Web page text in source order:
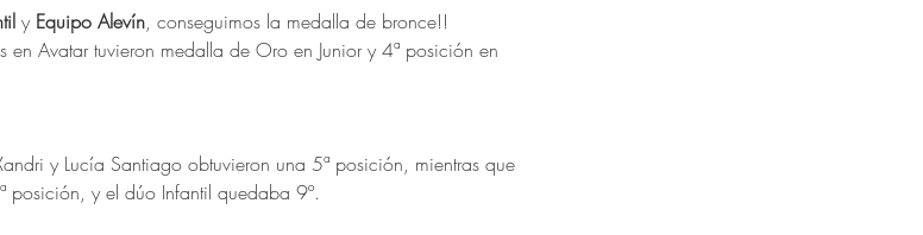
y Equipo Alevín, conseguimos la medalla de bronce!!
en Avatar tuvieron medalla de Oro en Junior y 4ª posición en
y Lucía Santiago obtuvieron una 5ª posición, mientras que
y el dúo Infantil quedaba 9º.